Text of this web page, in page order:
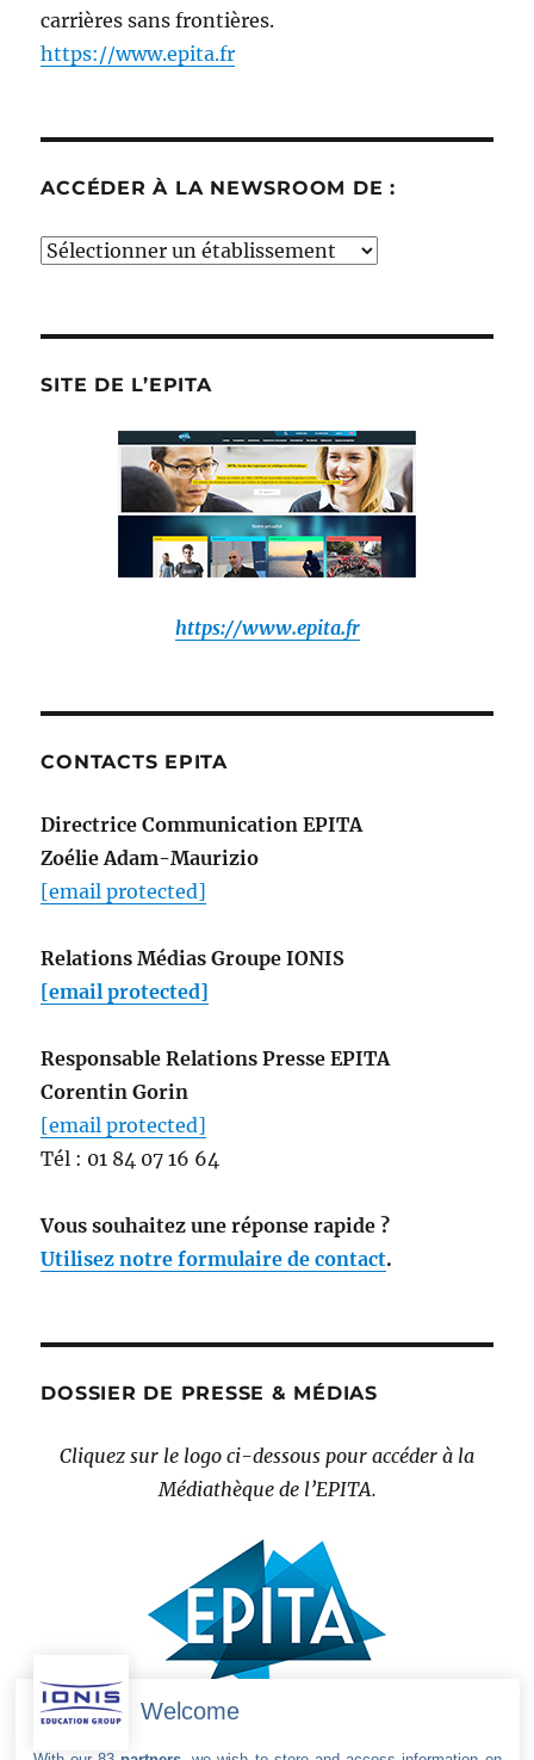
carrières sans frontières.
https://www.epita.fr
ACCÉDER À LA NEWSROOM DE :
Accéder
de
SITE DE L’EPITA
https://www.epita.fr
CONTACTS EPITA
Directrice Communication EPITA
Zoélie Adam-Maurizio
[email protected]
Relations Médias Groupe IONIS
[email protected]
Responsable Relations Presse EPITA
Corentin Gorin
[email protected]
Tél : 01 84 07 16 64
Vous souhaitez une réponse rapide ?
Utilisez notre formulaire de contact.
DOSSIER DE PRESSE & MÉDIAS
Cliquez sur le logo ci-dessous pour accéder à la
Médiathèque de l’EPITA.
Welcome